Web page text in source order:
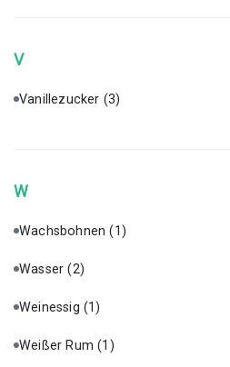
V
Vanillezucker (3)
W
Wachsbohnen(1)
Wasser(2)
Weinessig (1)
Weißer Rum(1)